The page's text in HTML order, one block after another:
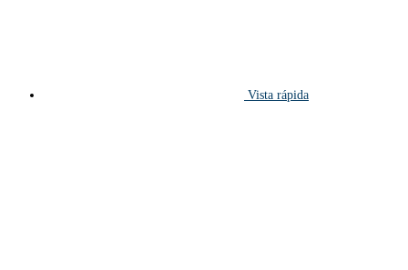
Vista rápida